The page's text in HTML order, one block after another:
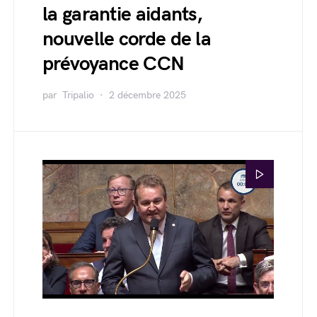
la garantie aidants,
nouvelle corde de la
prévoyance CCN
par Tripalio 2 décembre 2025